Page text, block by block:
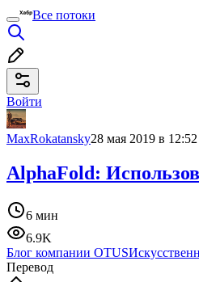
Все потоки
Войти
MaxRokatansky28 мая 2019 в 12:52
AlphaFold:
6 мин
6.9K
Блог компании OTUS
Перевод